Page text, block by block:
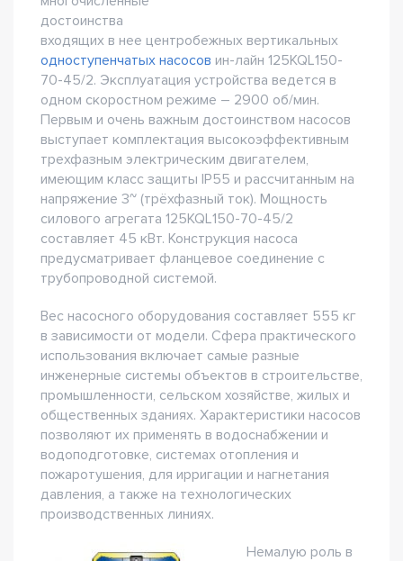
достоинства
входящих в нее центробежных вертикальных
одноступенчатых насосов ин-лайн 125KQL150-
70-45/2. Эксплуатация устройства ведется в
одном скоростном режиме – 2900 об/мин.
Первым и очень важным достоинством насосов
выступает комплектация высокоэффективным
трехфазным электрическим двигателем,
имеющим класс защиты IP55 и рассчитанным на
напряжение 3~ (трёхфазный ток). Мощность
силового агрегата 125KQL150-70-45/2
составляет 45 кВт. Конструкция насоса
предусматривает фланцевое соединение с
трубопроводной системой.
Вес насосного оборудования составляет 555 кг
в зависимости от модели. Сфера практического
использования включает самые разные
инженерные системы объектов в строительстве,
промышленности, сельском хозяйстве, жилых и
общественных зданиях. Характеристики насосов
позволяют их применять в водоснабжении и
водоподготовке, системах отопления и
пожаротушения, для ирригации и нагнетания
давления, а также на технологических
производственных линиях.
Немалую роль в